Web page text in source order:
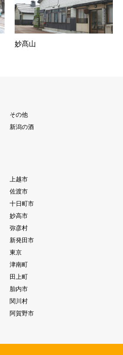
妙髙山
その他
新潟の酒
上越市
佐渡市
十日町市
妙高市
弥彦村
新発田市
東京
津南町
田上町
胎内市
関川村
阿賀野市